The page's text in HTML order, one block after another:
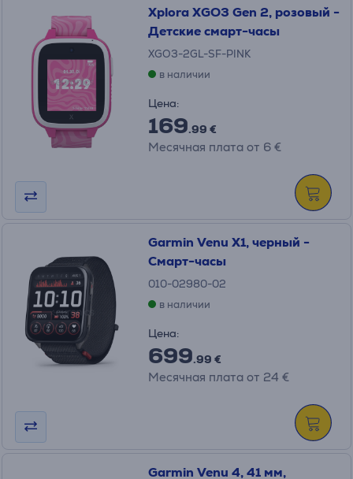
Xplora XGO3 Gen 2, розовый -
Детские смарт-часы
XGO3-2GL-SF-PINK
в наличии
Цена:
169.99 €
Месячная плата от 6 €
Garmin Venu X1, черный -
Смарт-часы
010-02980-02
в наличии
Цена:
699.99 €
Месячная плата от 24 €
Garmin Venu 4, 41 мм,